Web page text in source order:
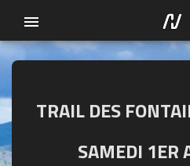
menu
TRAIL DES
SAMEDI 1ER